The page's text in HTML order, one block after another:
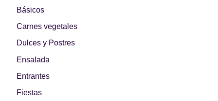
Básicos
Carnes vegetales
Dulces y Postres
Ensalada
Entrantes
Fiestas